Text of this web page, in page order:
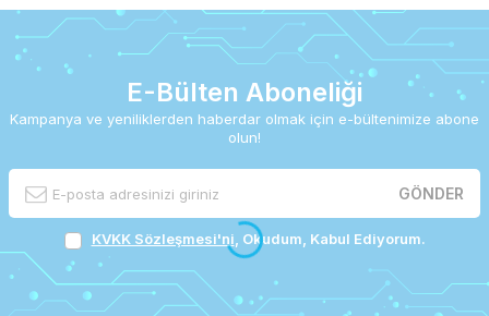
E-Bülten Aboneliği
Kampanya ve yeniliklerden haberdar olmak için e-bültenimize abone
olun!
GÖNDER
KVKK Sözleşmesi'ni, Okudum, Kabul Ediyorum.